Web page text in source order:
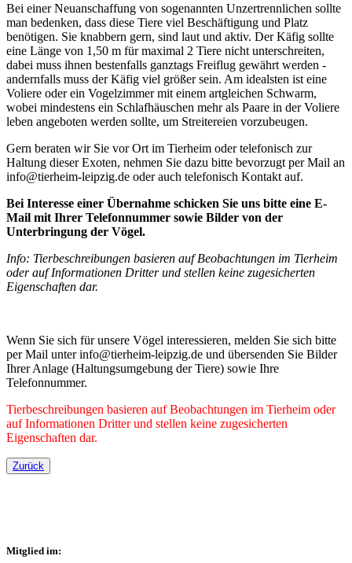
Bei einer Neuanschaffung von sogenannten Unzertrennlichen sollte
man bedenken, dass diese Tiere viel Beschäftigung und Platz
benötigen. Sie knabbern gern, sind laut und aktiv. Der Käfig sollte
eine Länge von 1,50 m für maximal 2 Tiere nicht unterschreiten,
dabei muss ihnen bestenfalls ganztags Freiflug gewährt werden -
andernfalls muss der Käfig viel größer sein. Am idealsten ist eine
Voliere oder ein Vogelzimmer mit einem artgleichen Schwarm,
wobei mindestens ein Schlafhäuschen mehr als Paare in der Voliere
leben angeboten werden sollte, um Streitereien vorzubeugen.
Gern beraten wir Sie vor Ort im Tierheim oder telefonisch zur
Haltung dieser Exoten, nehmen Sie dazu bitte bevorzugt per Mail an
info@tierheim-leipzig.de oder auch telefonisch Kontakt auf.
Bei Interesse einer Übernahme schicken Sie uns bitte eine E-
Mail mit Ihrer Telefonnummer sowie Bilder von der
Unterbringung der Vögel.
Info: Tierbeschreibungen basieren auf Beobachtungen im Tierheim
oder auf Informationen Dritter und stellen keine zugesicherten
Eigenschaften dar.
Wenn Sie sich für unsere Vögel interessieren, melden Sie sich bitte
per Mail unter info@tierheim-leipzig.de und übersenden Sie Bilder
Ihrer Anlage (Haltungsumgebung der Tiere) sowie Ihre
Telefonnummer.
Tierbeschreibungen basieren auf Beobachtungen im Tierheim oder
auf Informationen Dritter und stellen keine zugesicherten
Eigenschaften dar.
Zurück
Mitglied im: